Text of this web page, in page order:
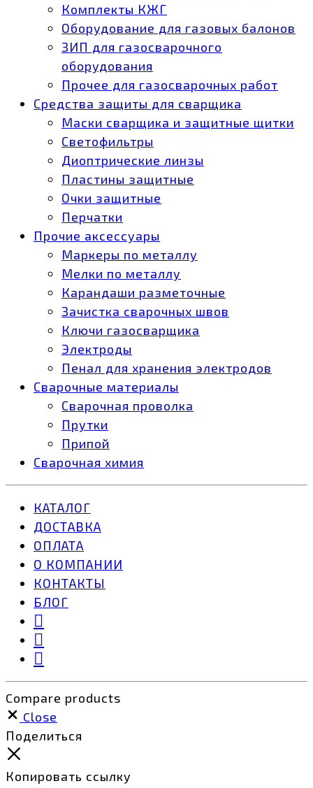
Комплекты КЖГ
Оборудование для газовых балонов
ЗИП для газосварочного
оборудования
Прочее для газосварочных работ
Средства защиты для сварщика
Маски сварщика и защитные щитки
Светофильтры
Диоптрические линзы
Пластины защитные
Очки защитные
Перчатки
Прочие аксессуары
Маркеры по металлу
Мелки по металлу
Карандаши разметочные
Зачистка сварочных швов
Ключи газосварщика
Электроды
Пенал для хранения электродов
Сварочные материалы
Сварочная проволка
Прутки
Припой
Сварочная химия
КАТАЛОГ
ДОСТАВКА
ОПЛАТА
О КОМПАНИИ
КОНТАКТЫ
БЛОГ
Compare products
Close
Поделиться
Копировать ссылку